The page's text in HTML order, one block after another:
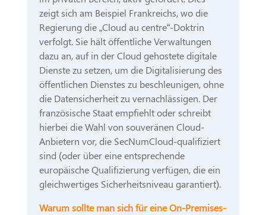
zeigt sich am Beispiel Frankreichs, wo die
Regierung die „Cloud au centre“-Doktrin
verfolgt. Sie hält öffentliche Verwaltungen
dazu an, auf in der Cloud gehostete digitale
Dienste zu setzen, um die Digitalisierung des
öffentlichen Dienstes zu beschleunigen, ohne
die Datensicherheit zu vernachlässigen. Der
französische Staat empfiehlt oder schreibt
hierbei die Wahl von souveränen Cloud-
Anbietern vor, die SecNumCloud-qualifiziert
sind (oder über eine entsprechende
europäische Qualifizierung verfügen, die ein
gleichwertiges Sicherheitsniveau garantiert).
Warum sollte man sich für eine On-Premises-